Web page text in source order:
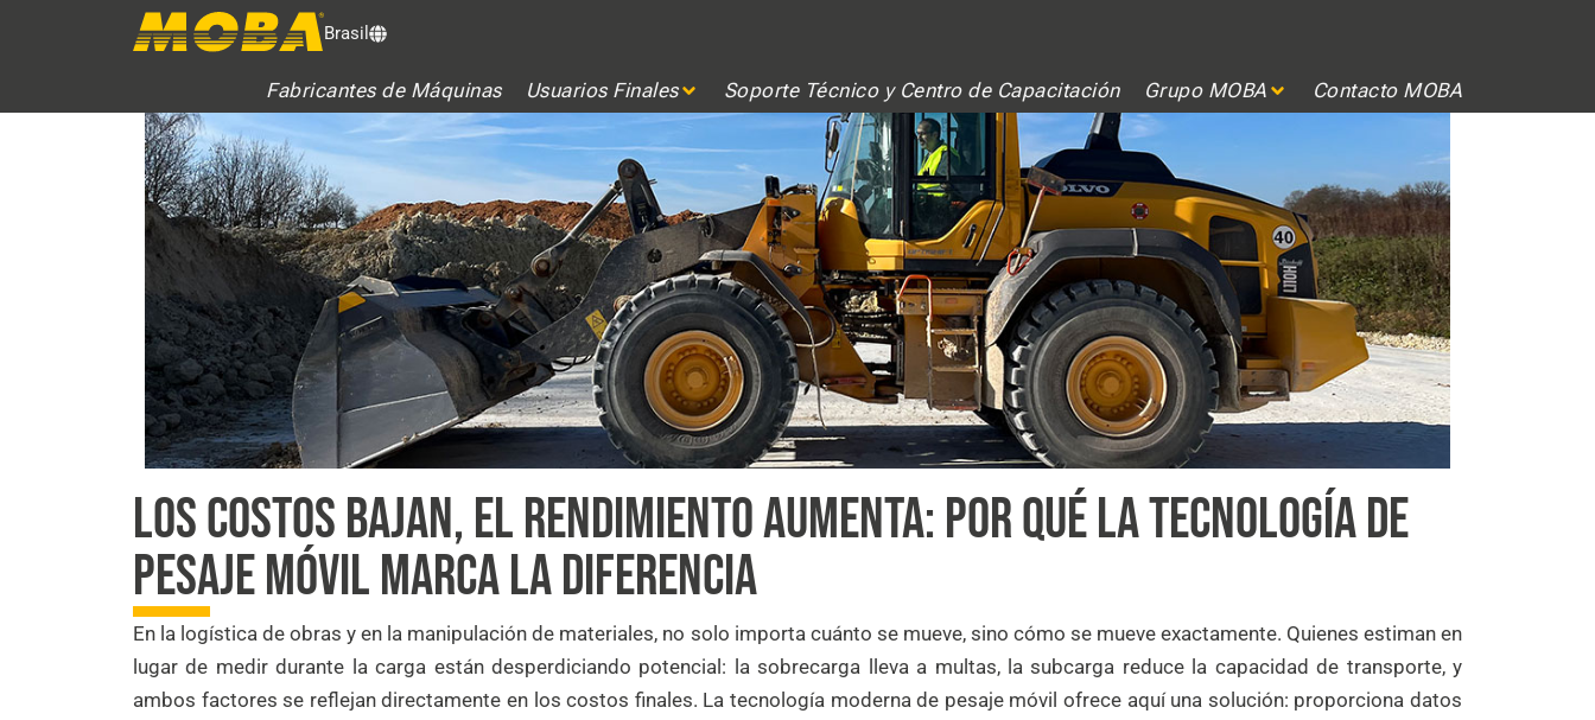
Brasil
Fabricantes de Máquinas Usuarios Finales Soporte Técnico y Centro de Capacitación Grupo MOBA Contacto MOBA
LOS COSTOS BAJAN, EL RENDIMIENTO AUMENTA: POR QUÉ LA TECNOLOGÍA DE
PESAJE MÓVIL MARCA LA DIFERENCIA
En la logística de obras y en la manipulación de materiales, no solo importa cuánto se mueve, sino cómo se mueve exactamente. Quienes estiman en
lugar de medir durante la carga están desperdiciando potencial: la sobrecarga lleva a multas, la subcarga reduce la capacidad de transporte, y
ambos factores se reflejan directamente en los costos finales. La tecnología moderna de pesaje móvil ofrece aquí una solución: proporciona datos